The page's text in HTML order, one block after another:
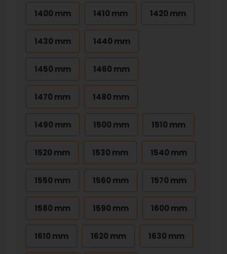
1400 mm 1410 mm 1420 mm
1430 mm 1440 mm
1450 mm 1460 mm
1470 mm 1480 mm
1490 mm 1500 mm 1510 mm
1520 mm 1530 mm 1540 mm
1550 mm 1560 mm 1570 mm
1580 mm 1590 mm 1600 mm
1610 mm 1620 mm 1630 mm